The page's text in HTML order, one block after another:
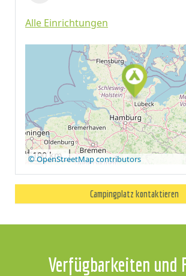
Alle Einrichtungen
Auf Google Maps
anzeigen
100 km
© OpenStreetMap contributors
Campingplatz kontaktieren
Verfügbarkeiten und